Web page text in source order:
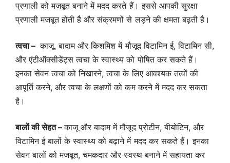
प्रणाली को मजबूत बनाने में मदद करते हैं। इससे आपकी सुरक्षा
प्रणाली मजबूत होती है और संक्रमणों से लड़ने की क्षमता बढ़ती है।
त्वचा – काजू, बादाम और किशमिश में मौजूद विटामिन ई, विटामिन सी,
और एंटीऑक्सीडेंट्स त्वचा के स्वास्थ्य को पोषित कर सकते हैं।
इनका सेवन त्वचा को निखारने, त्वचा के लिए आवश्यक तत्वों की
आपूर्ति करने, और त्वचा के लक्षणों को कम करने में मदद कर सकता
है।
बालों की सेहत –काजू और बादाम में मौजूद प्रोटीन, बीयोटिन, और
विटामिन ई बालों के स्वास्थ्य को बढ़ाने में मदद कर सकते हैं। इनका
सेवन बालों को मजबूत, चमकदार और स्वस्थ बनाने में सहायता कर